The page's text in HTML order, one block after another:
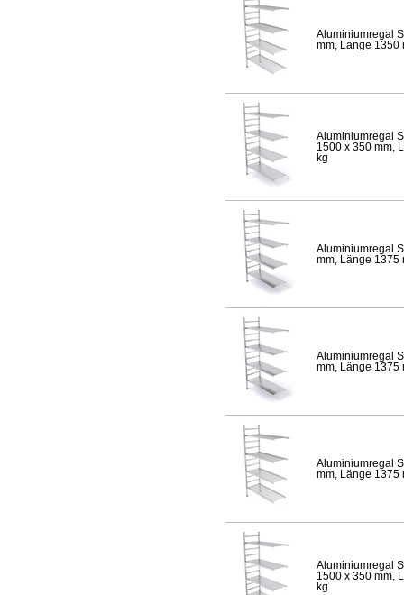
Aluminiumregal
mm, Länge 1350
Aluminiumregal
1500 x 350 mm,
kg
Aluminiumregal
mm, Länge 1375
Aluminiumregal
mm, Länge 1375
Aluminiumregal
mm, Länge 1375
Aluminiumregal
1500 x 350 mm,
kg